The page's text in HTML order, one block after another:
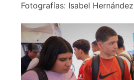
Fotografías: Isabel Hernández